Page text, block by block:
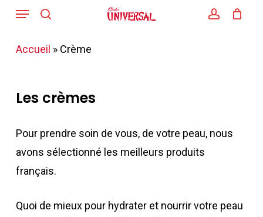
Skip
main
Menu
Accueil » Crème
Les crèmes
Pour prendre soin de vous, de votre peau, nous
avons sélectionné les meilleurs produits
français.
Quoi de mieux pour hydrater et nourrir votre peau